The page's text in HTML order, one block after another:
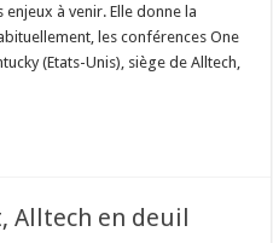
à venir. Elle donne la
les conférences One
(Etats-Unis), siège de Alltech,
Alltech en deuil